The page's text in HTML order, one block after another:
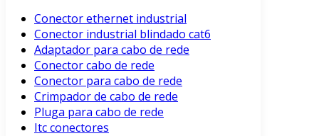
Conector ethernet industrial
Conector industrial blindado cat6
Adaptador para cabo de rede
Conector cabo de rede
Conector para cabo de rede
Crimpador de cabo de rede
Pluga para cabo de rede
Itc conectores